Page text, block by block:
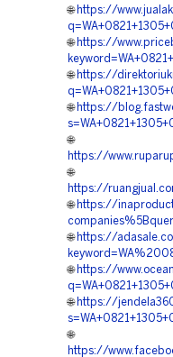
🌐 https://
🌐 https://
🌐 https://
🌐 https://
🌐
https://
🌐
https://
🌐 https://
🌐 https://
🌐 https://
🌐 https://
🌐
https://